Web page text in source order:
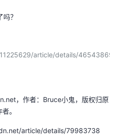
？
article/details/46543869
，作者：Bruce小鬼，版权归原
。
article/details/79983738